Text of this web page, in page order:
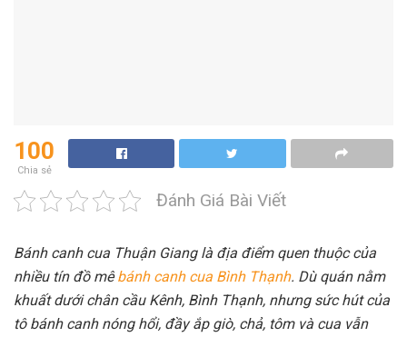
100
Chia sẻ
Đánh Giá Bài Viết
Bánh canh cua Thuận Giang là địa điểm quen thuộc của
nhiều tín đồ mêbánh canh cua Bình Thạnh. Dù quán nằm
khuất dưới chân cầu Kênh, Bình Thạnh, nhưng sức hút của
tô bánh canh nóng hổi, đầy ắp giò, chả, tôm và cua vẫn